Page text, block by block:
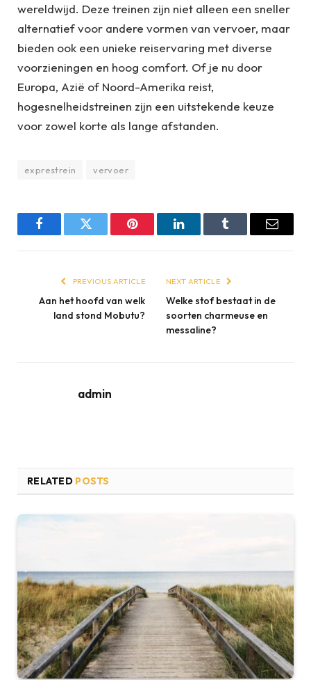
wereldwijd. Deze treinen zijn niet alleen een sneller
alternatief voor andere vormen van vervoer, maar
bieden ook een unieke reiservaring met diverse
voorzieningen en hoog comfort. Of je nu door
Europa, Azië of Noord-Amerika reist,
hogesnelheidstreinen zijn een uitstekende keuze
voor zowel korte als lange afstanden.
exprestrein vervoer
FacebookTwitter Pinterest LinkedInTumblr Email
PREVIOUS ARTICLE
Aan het hoofd van welk
land stond Mobutu?
NEXT ARTICLE
Welke stof bestaat in de
soorten charmeuse en
messaline?
admin
RELATED POSTS